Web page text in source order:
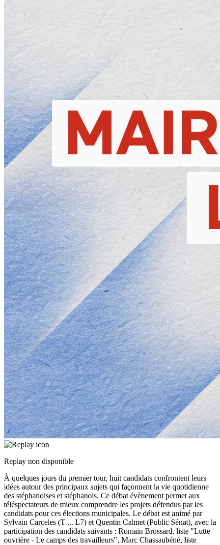
Replay non disponible
À quelques jours du premier tour, huit candidats confrontent leurs
idées autour des principaux sujets qui façonnent la vie quotidienne
des stéphanoises et stéphanois. Ce débat évènement permet aux
téléspectateurs de mieux comprendre les projets défendus par les
candidats pour ces élections municipales. Le débat est animé par
Sylvain Carceles (T ... L7) et Quentin Calmet (Public Sénat), avec la
participation des candidats suivants : Romain Brossard, liste "Lutte
ouvrière - Le camps des travailleurs", Marc Chassaubéné, liste